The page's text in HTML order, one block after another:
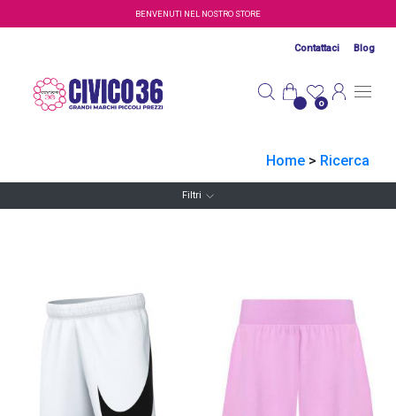
Salta al contenuto principaleBENVENUTI NEL NOSTRO STORE
Contattaci Blog
0
Home > Ricerca
Filtri